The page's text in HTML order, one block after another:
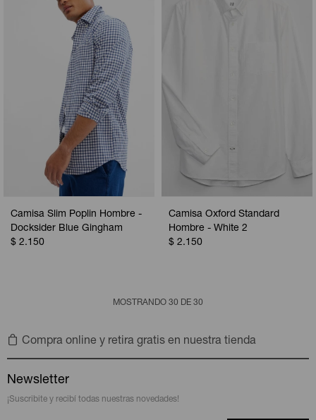
Camisa Slim Poplin Hombre -
Docksider Blue Gingham
$ 2.150
Camisa Oxford Standard
Hombre - White 2
$ 2.150
MOSTRANDO 30 DE 30
Compra online y retira gratis en nuestra tienda
Newsletter
¡Suscribite y recibí todas nuestras novedades!